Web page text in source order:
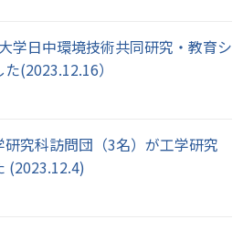
学日中環境技術共同研究・教育シ
(2023.12.16）
究科訪問団（3名）が工学研究
(2023.12.4)